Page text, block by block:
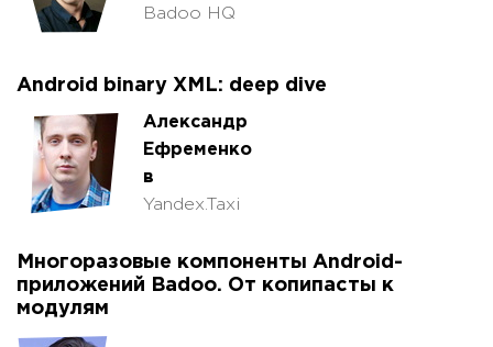
Badoo HQ
Android binary XML: deep dive
Александр
Ефременко
в
Yandex.Taxi
Многоразовые компоненты Android-
приложений Badoo. От копипасты к
модулям